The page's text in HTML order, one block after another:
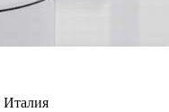
Италия